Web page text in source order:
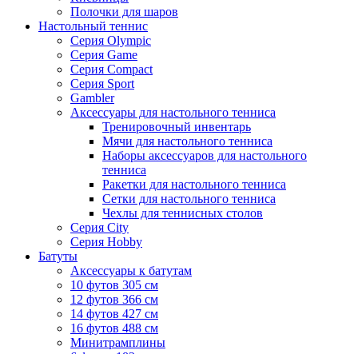
Полочки для шаров
Настольный теннис
Серия Olympic
Серия Game
Серия Compact
Серия Sport
Gambler
Аксессуары для настольного тенниса
Тренировочный инвентарь
Мячи для настольного тенниса
Наборы аксессуаров для настольного
тенниса
Ракетки для настольного тенниса
Сетки для настольного тенниса
Чехлы для теннисных столов
Серия City
Серия Hobby
Батуты
Аксессуары к батутам
10 футов 305 см
12 футов 366 см
14 футов 427 см
16 футов 488 см
Минитрамплины